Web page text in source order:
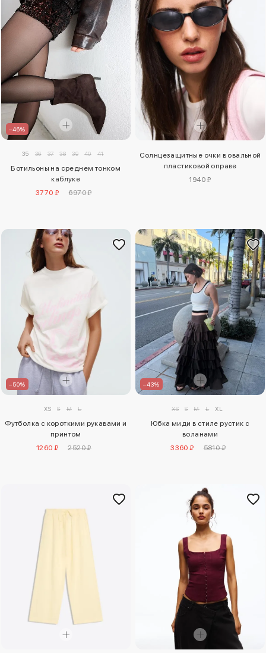
–46%
35 36 37 38 39 40 41
Ботильоны на среднем тонком
каблуке
3770 ₽
6970 ₽
Солнцезащитные очки в овальной
пластиковой оправе
1940 ₽
–50%
XS S M L
Футболка с короткими рукавами и
принтом
1260 ₽
2520 ₽
–43%
XS S M L XL
Юбка миди в стиле рустик с
воланами
3360 ₽
5810 ₽